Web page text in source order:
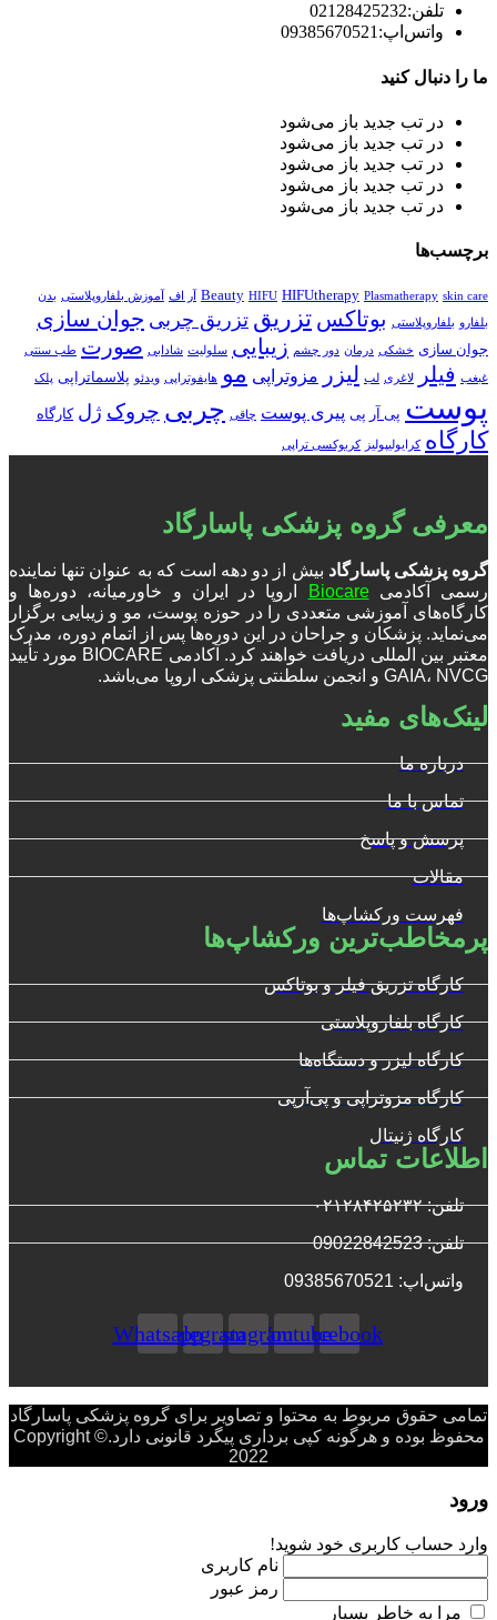
تلفن:02128425232
واتس‌اپ: 09385670521
ما را دنبال کنید
در تب جدید باز می‌شود
در تب جدید باز می‌شود
در تب جدید باز می‌شود
در تب جدید باز می‌شود
در تب جدید باز می‌شود
برچسب‌ها
Beauty HIFU HIFUtherapy Plasmatherapy skin care آر اف آموزش بلفاروپلاستی بدن
بلفارو بلفاروپلاستی بوتاکس تزریق تزریق چربی جوان سازی
جوان سازی خشکی درمان دور چشم زیبایی سلولیت شادابی صورت طب سنتی
غبغب فیلر لاغری لب لیزر مزوتراپی مو هایفوتراپی ویدئو پلاسماتراپی پلک
پوست پی آر پی پیری پوست چاقی چربی چروک ژل کارگاه
کارگاه کرایولیپولیز کربوکسی تراپی
معرفی گروه پزشکی پاسارگاد
گروه پزشکی پاسارگاد بیش از دو دهه است که به عنوان تنها نماینده
رسمی آکادمیBiocare
اروپا در ایران و خاورمیانه، دوره‌ها و
کارگاه‌های آموزشی متعددی را در حوزه پوست، مو و زیبایی برگزار
می‌نماید. پزشکان و جراحان در این دوره‌ها پس از اتمام دوره، مدرک
معتبر بین المللی دریافت خواهند کرد. آکادمی BIOCARE مورد تأیید
GAIA، NVCG و انجمن سلطنتی پزشکی اروپا می‌باشد.
لینک‌های مفید
درباره ما
تماس با ما
پرسش و پاسخ
مقالات
فهرست ورکشاپ‌ها
پرمخاطب‌ترین ورکشاپ‌ها
کارگاه تزریق فیلر و بوتاکس
کارگاه بلفاروپلاستی
کارگاه لیزر و دستگاه‌ها
کارگاه مزوتراپی و پی‌آرپی
کارگاه ژنیتال
اطلاعات تماس
تلفن: ۰۲۱۲۸۴۲۵۲۳۲
تلفن: 09022842523
واتس‌‌اپ: 09385670521
Facebook
Youtube
Instagram
Telegram
Whatsapp
تمامی حقوق مربوط به محتوا و تصاویر برای گروه پزشکی پاسارگاد
محفوظ بوده و هرگونه کپی برداری پیگرد قانونی دارد.Copyright ©
2022
ورود
وارد حساب کاربری خود شوید!
نام کاربری
رمز عبور
مرا به خاطر بسپار